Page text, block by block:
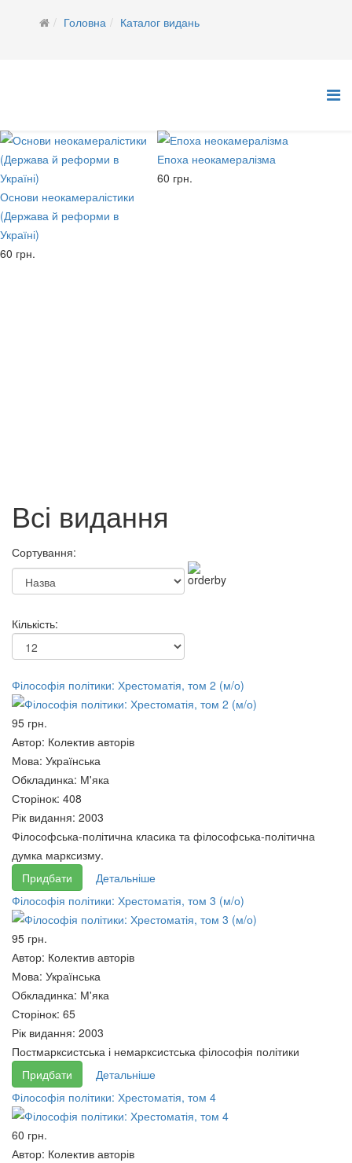
Головна Каталог видань
Основи неокамералістики
(Держава й реформи в
Україні)
60 грн.
Епоха неокамералізма
60 грн.
наука України: історія,
сьогодення та перспективи
62 грн.
Світовий ринок послуг:
Підручник
63 грн.
Інформаційні технології в
регіональному управлінні.
65 грн.
Вища педагогічна освіта і
сьогодення та перспективи
розвитку - Івано-Франківська
Всі видання
Сортування:
Кількість:
Філософія політики: Хрестоматія, том 2 (м/о)
95 грн.
Автор: Колектив авторів
Мова: Українська
Обкладинка: М'яка
Сторінок: 408
Рік видання: 2003
Філософська-політична класика та філософська-політична
думка марксизму.
Придбати
Детальніше
Філософія політики: Хрестоматія, том 3 (м/о)
95 грн.
Автор: Колектив авторів
Мова: Українська
Обкладинка: М'яка
Сторінок: 65
Рік видання: 2003
Постмарксистська і немарксистська філософія політики
Придбати
Детальніше
Філософія політики: Хрестоматія, том 4
60 грн.
Автор: Колектив авторів